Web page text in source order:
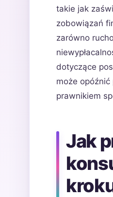
takie jak
zobowiązań
zarówno
dotyczące
może
prawnikiem
Jak